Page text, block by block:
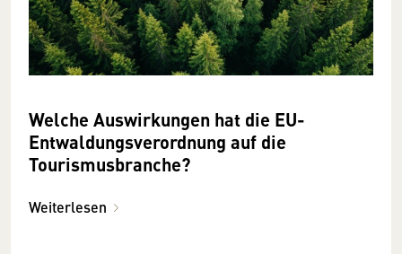
Welche Auswirkungen hat die EU-
Entwaldungsverordnung auf die
Tourismusbranche?
Weiterlesen